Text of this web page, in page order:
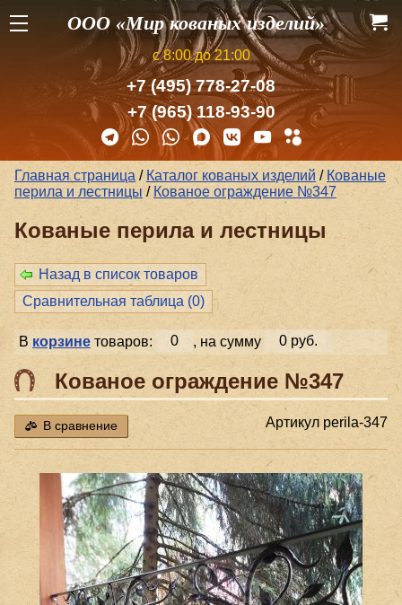
ООО «Мир кованых изделий»
с 8:00 до 21:00
+7 (495) 778-27-08
+7 (965) 118-93-90
Главная страница / Каталог кованых изделий / Кованые
перила и лестницы / Кованое ограждение №347
Кованые перила и лестницы
Назад в список товаров
Сравнительная таблица (0)
В корзинетоваров: 0 , на сумму 0 руб.
Кованое ограждение №347
В сравнение Артикул perila-347